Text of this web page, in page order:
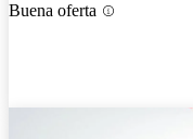
Buena oferta